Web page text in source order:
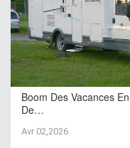
Boom Des Vacances
De…
Avr 02,2026